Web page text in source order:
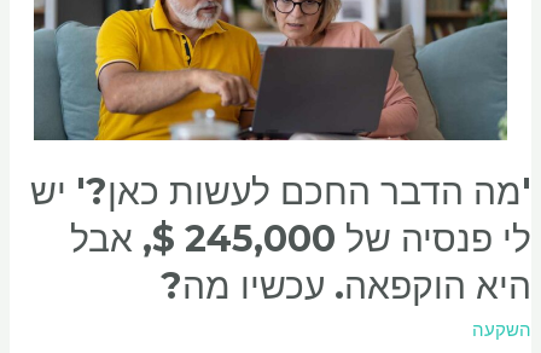
'מה הדבר החכם לעשות כאן?' יש
לי פנסיה של 245,000 $, אבל
היא הוקפאה. עכשיו מה?
השקעה